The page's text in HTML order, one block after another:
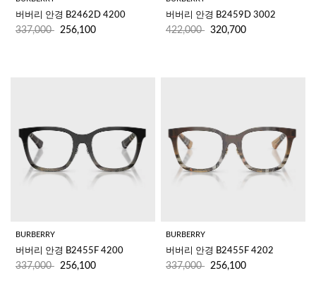
버버리 안경 B2462D 4200
337,000 256,100
버버리 안경 B2459D 3002
422,000 320,700
BURBERRY
버버리 안경 B2455F 4200
337,000 256,100
BURBERRY
버버리 안경 B2455F 4202
337,000 256,100